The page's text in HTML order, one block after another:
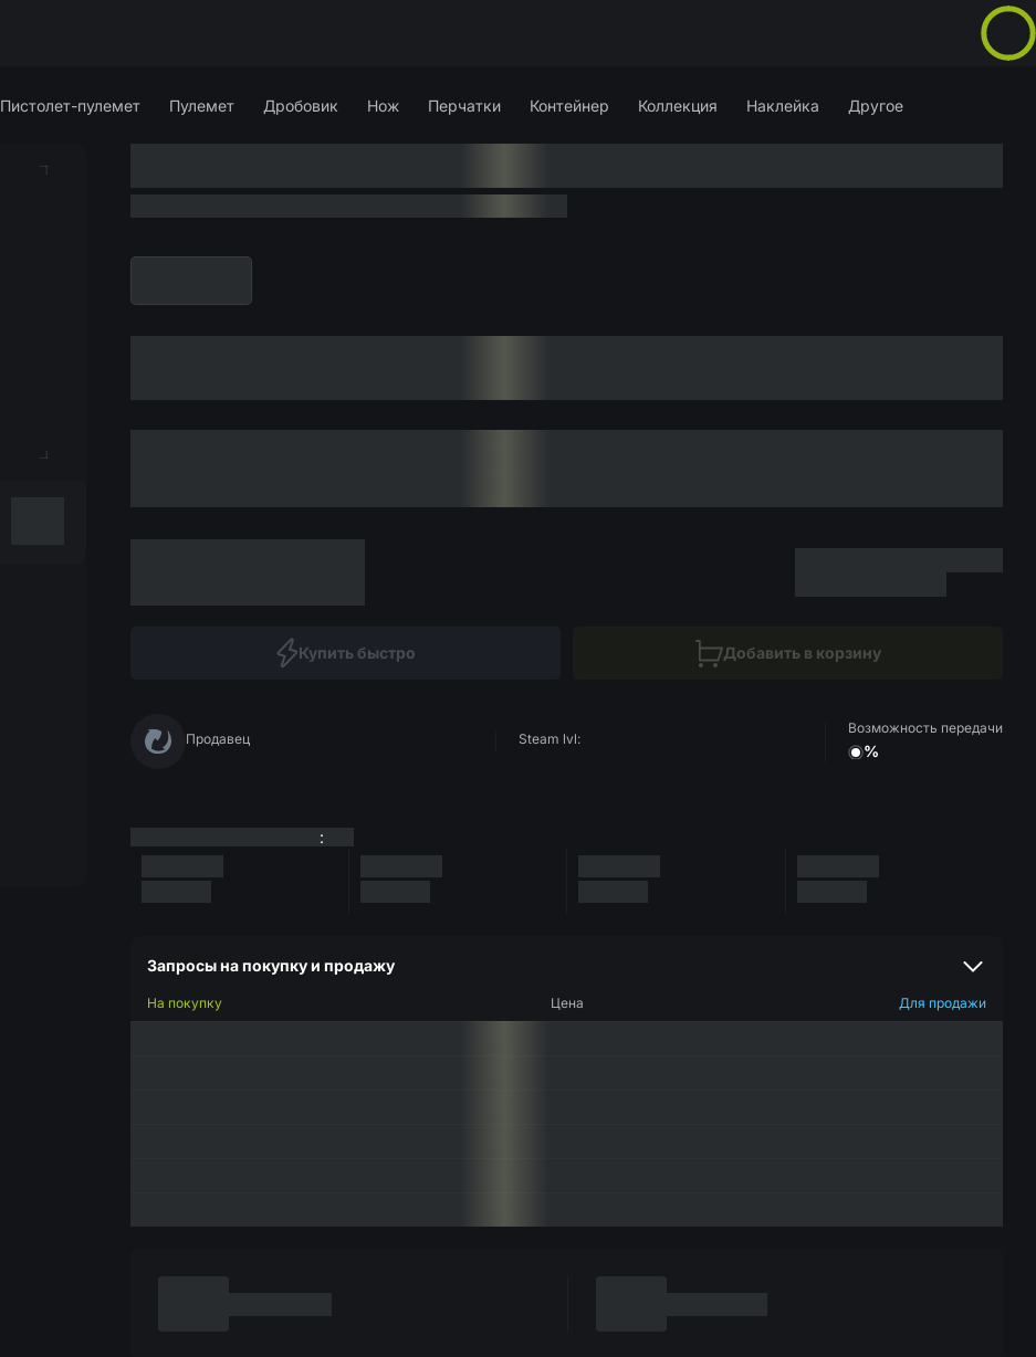
Пистолет-пулемет Пулемет Дробовик Нож Перчатки Контейнер Коллекция Наклейка Другое
Купить быстро Добавить в корзину
Продавец Steam lvl:
Возможность передачи
%
:
Запросы на покупку и продажу
На покупку Цена Для продажи